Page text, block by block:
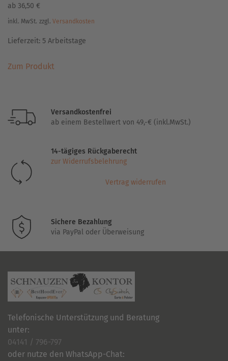
ab 36,50 €
inkl. MwSt. zzgl. Versandkosten
Lieferzeit: 5 Arbeitstage
Zum ProduktProdukt
auf.
können
auf
Versandkostenfrei
ab einem Bestellwert von 49,-€ (inkl.MwSt.)
14-tägiges Rückgaberecht
zur Widerrufsbelehrung
Vertrag widerrufen
Sichere Bezahlung
via PayPal oder Überweisung
Telefonische Unterstützung und Beratung
unter:
04141 / 796-797
oder nutze den WhatsApp-Chat: